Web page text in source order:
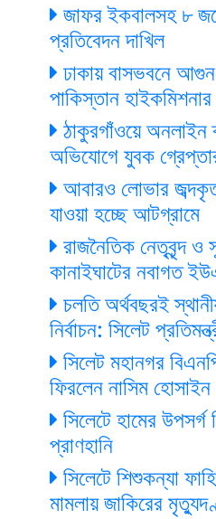
জাফর ইকবালসহ ৮
প্রতিবেদন দাখিল
ঢাকায় বাসভবনে আগুন,
পাকিস্তান হাইকমিশনার
ঠাকুরগাঁওয়ে অনলাইন
অভিযোগে যুবক
আবারও লোভার
যাওয়া হচ্ছে আটগ্রামে
রাজনৈতিক নেতৃবৃন্দ ও
কানাইঘাটের নবাগত
চলতি অর্থবছরই
নির্বাচন: সিলেট
সিলেট মহানগর
ফিরলেন নাসিম হোসাইন
সিলেটে হামের
প্রাণহানি
সিলেটে শিশুকন্যা
মামলায় জাকিরের